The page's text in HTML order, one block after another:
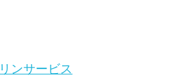
ンサービス